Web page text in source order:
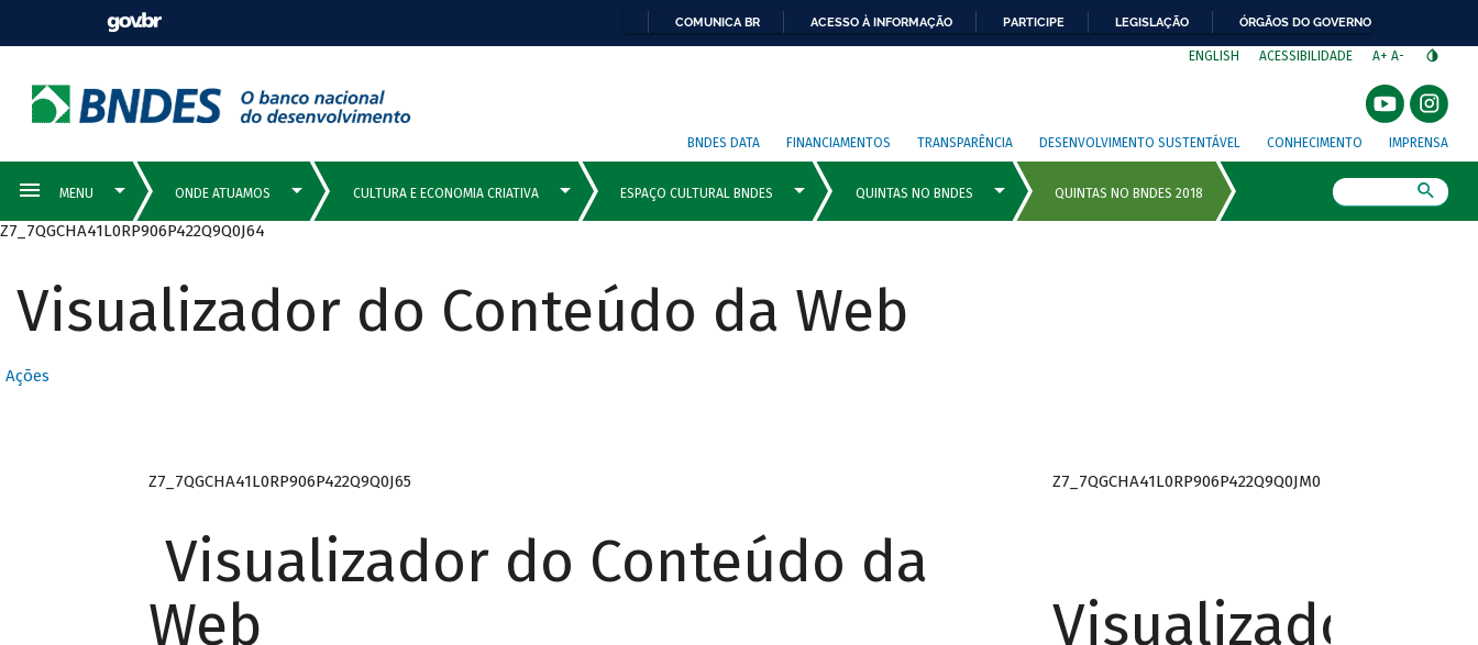
COMUNICA BR ACESSO À INFORMAÇÃO PARTICIPE LEGISLAÇÃO ÓRGÃOS DO GOVERNO
ENGLISH ACESSIBILIDADE A+ A-
BNDES DATA FINANCIAMENTOS TRANSPARÊNCIA DESENVOLVIMENTO SUSTENTÁVEL CONHECIMENTO IMPRENSA
Z7_7QGCHA41L0RP906P422Q9Q0J64
Visualizador do Conteúdo da Web
Ações
Z7_7QGCHA41L0RP906P422Q9Q0J65
Visualizador do Conteúdo da
Web
Z7_7QGCHA41L0RP906P422Q9Q0JM0
Visualizador